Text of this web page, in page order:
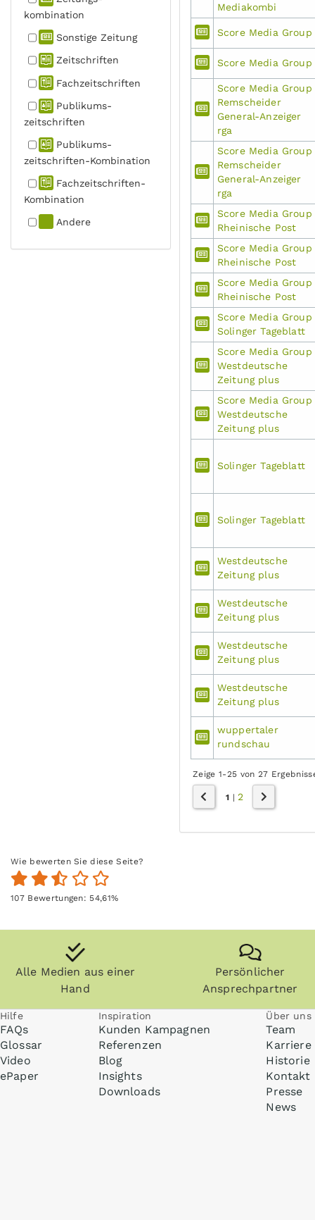
kombination
Sonstige Zeitung
Zeitschriften
Fachzeit­schriften
Publikums­
zeitschriften
Publikums­
zeitschriften-Kombination
Fachzeit­schriften-
Kombination
Andere
Mediakombi
Score Media Group
Score Media Group
Score Media Group
Remscheider
General-Anzeiger
rga
Score Media Group
Remscheider
General-Anzeiger
rga
Score Media Group
Rheinische Post
Score Media Group
Rheinische Post
Score Media Group
Rheinische Post
Score Media Group
Solinger Tageblatt
Score Media Group
Westdeutsche
Zeitung plus
Score Media Group
Westdeutsche
Zeitung plus
Solinger Tageblatt
Solinger Tageblatt
Westdeutsche
Zeitung plus
Westdeutsche
Zeitung plus
Westdeutsche
Zeitung plus
Westdeutsche
Zeitung plus
wuppertaler
rundschau
Zeige 1-25 von 27
1 | 2
Wie bewerten Sie diese Seite?
107Bewertungen: 54,61%
Alle Medien aus einer
Hand
Persönlicher
Ansprechpartner
Hilfe
FAQs
Glossar
Video
ePaper
Inspiration
Kunden Kampagnen
Referenzen
Blog
Insights
Downloads
Über uns
Team
Karriere
Historie
Kontakt
Presse
News